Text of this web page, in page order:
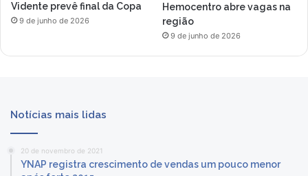
Vidente prevê final da Copa
9 de junho de 2026
Hemocentro abre vagas na
região
9 de junho de 2026
Notícias mais lidas
20 de novembro de 2021
YNAP registra crescimento de vendas um pouco menor